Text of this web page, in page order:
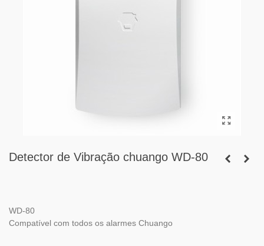
Detector de Vibração chuango WD-80
WD-80
Compatível com todos os alarmes Chuango